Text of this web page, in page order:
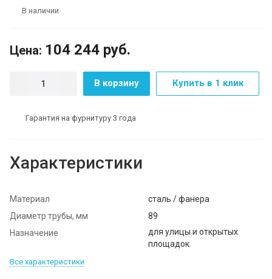
В наличии
Цена: 104 244 руб.
В корзину Купить в 1 клик
Гарантия на фурнитуру 3 года
Характеристики
Материал
сталь / фанера
Диаметр трубы, мм
89
Назначение
для улицы и открытых
площадок
Все характеристики